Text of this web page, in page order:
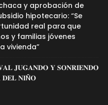
y aprobación de
hipotecario: “Se
real para que
y familias jóvenes
vivienda”
𝐉𝐔𝐆𝐀𝐍𝐃𝐎 𝐘 𝐒𝐎𝐍𝐑𝐈𝐄𝐍𝐃𝐎
𝐃𝐄𝐋 𝐍𝐈Ñ𝐎